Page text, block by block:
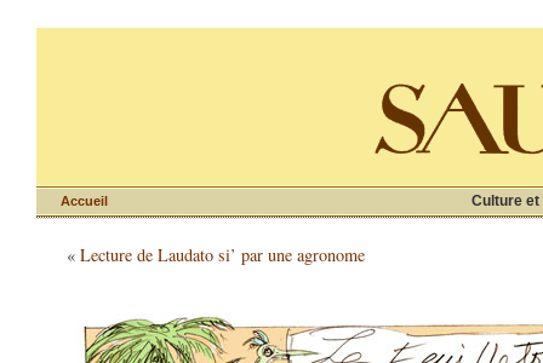
Culture et
Accueil
« Lecture de Laudato si’ par une agronome